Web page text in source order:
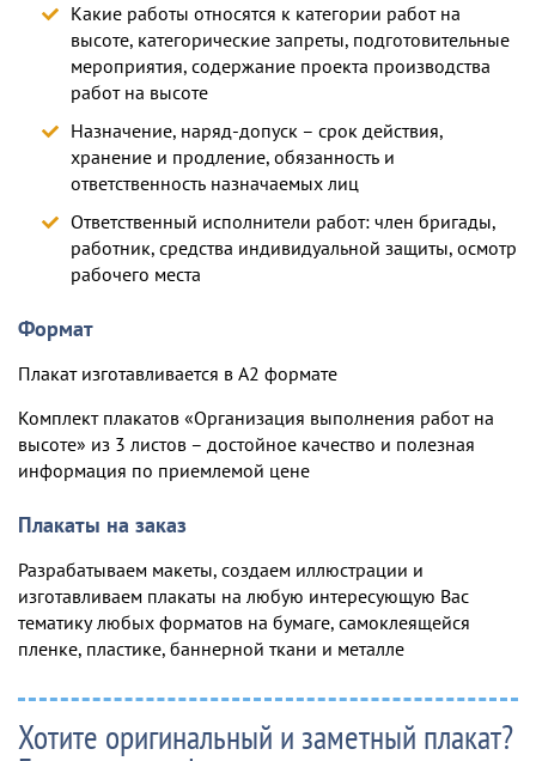
Какие работы относятся к категории работ на
высоте, категорические запреты, подготовительные
мероприятия, содержание проекта производства
работ на высоте
Назначение, наряд-допуск – срок действия,
хранение и продление, обязанность и
ответственность назначаемых лиц
Ответственный исполнители работ: член бригады,
работник, средства индивидуальной защиты, осмотр
рабочего места
Формат
Плакат изготавливается в А2 формате
Комплект плакатов «Организация выполнения работ на
высоте» из 3 листов – достойное качество и полезная
информация по приемлемой цене
Плакаты на заказ
Разрабатываем макеты, создаем иллюстрации и
изготавливаем плакаты на любую интересующую Вас
тематику любых форматов на бумаге, самоклеящейся
пленке, пластике, баннерной ткани и металле
Хотите оригинальный и заметный плакат?